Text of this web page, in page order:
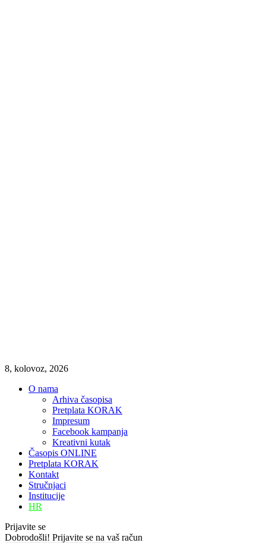
8, kolovoz, 2026
O nama
Arhiva časopisa
Pretplata KORAK
Impresum
Facebook kampanja
Kreativni kutak
Časopis ONLINE
Pretplata KORAK
Kontakt
Stručnjaci
Institucije
HR
Prijavite se
Dobrodošli! Prijavite se na vaš račun